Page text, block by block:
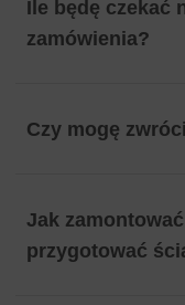
Ile będę czekać
zamówienia?
Czy mogę
Jak
przygotować